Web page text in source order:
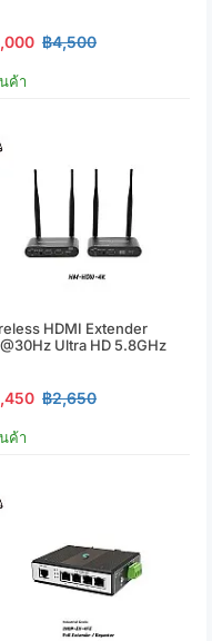
฿4,500
ค้า
HDMI Extender
Ultra HD 5.8GHz
฿2,650
ค้า